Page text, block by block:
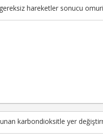
gereksiz hareketler sonucu
karbondioksitle yer